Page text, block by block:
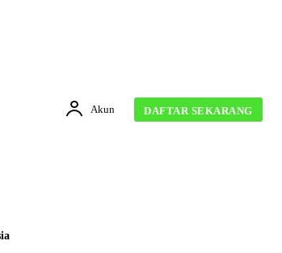
Akun DAFTAR SEKARANG